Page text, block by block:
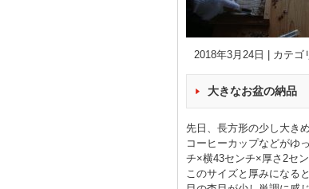
2018年3月24日 カテゴ
大きなお盆の納品
先日、長方形の少し大き
コーヒーカップなどがゆ
チ×横43センチ×厚さ2セ
このサイズと厚みになる